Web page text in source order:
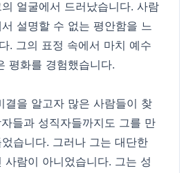
얼굴에서 드러났습니다. 사람
설명할 수 없는 평안함을 느
. 그의 표정 속에서 마치 예수
평화를 경험했습니다.
결을 알고자 많은 사람들이 찾
들과 성직자들까지도 그를 만
습니다. 그러나 그는 대단한
사람이 아니었습니다. 그는 성